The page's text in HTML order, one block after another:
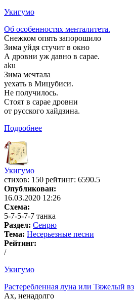
Укигумо
Об особенностях менталитета.
Снежком опять запорошило
Зима уйдя стучит в окно
А дровни уж давно в сарае.
aku
Зима мечтала
уехать в Мицубиси.
Не получилось.
Стоят в сарае дровни
от русского хайдзина.
Подробнее
Укигумо
cтихов: 150 рейтинг: 6590.5
Опубликован:
16.03.2020 12:26
Схема:
5-7-5-7-7 танка
Раздел: Сенрю
Тема: Несерьезные песни
Рейтинг:
/
Укигумо
Растеребленная луна или Тяжелый
Ах, ненадолго